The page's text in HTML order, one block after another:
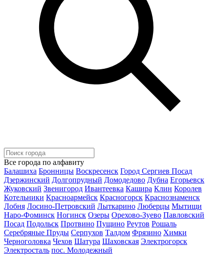
Все города по алфавиту
Балашиха Бронницы Воскресенск Город Сергиев Посад
Дзержинский Долгопрудный Домодедово Дубна Егорьевск
Жуковский Звенигород Ивантеевка Кашира Клин Королев
Котельники Красноармейск Красногорск Краснознаменск
Лобня Лосино-Петровский Лыткарино Люберцы Мытищи
Наро-Фоминск Ногинск Озеры Орехово-Зуево Павловский
Посад Подольск Протвино Пущино Реутов Рошаль
Серебряные Пруды Серпухов Талдом Фрязино Химки
Черноголовка Чехов Шатура Шаховская Электрогорск
Электросталь пос. Молодежный